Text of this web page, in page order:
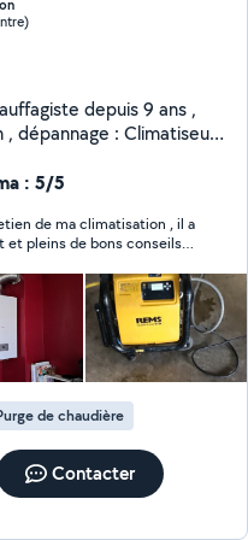
dépannage : Climatiseur ,
: 5/5
de ma climatisation , il a
pleins de bons conseils.
de chaudière
Contacter